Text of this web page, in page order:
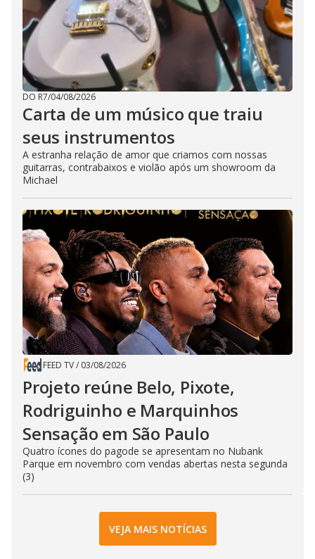
DO R7/04/08/2026
Carta de um músico que traiu
seus instrumentos
A estranha relação de amor que criamos com nossas
guitarras, contrabaixos e violão após um showroom da
Michael
FEED TV/ 03/08/2026
Projeto reúne Belo, Pixote,
Rodriguinho e Marquinhos
Sensação em São Paulo
Quatro ícones do pagode se apresentam no Nubank
Parque em novembro com vendas abertas nesta segunda
(3)
VEJA MAIS NOTÍCIAS